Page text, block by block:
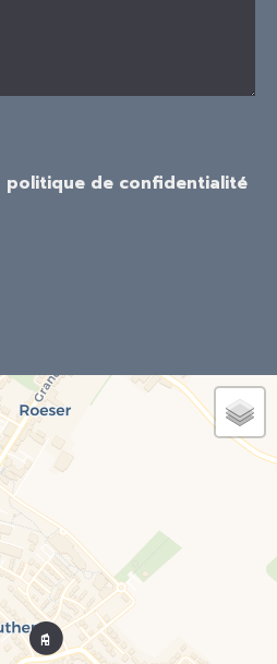
politique de confidentialité